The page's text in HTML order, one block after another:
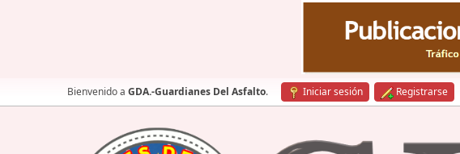
Bienvenido a GDA.-Guardianes Del Asfalto. Iniciar sesión Registrarse